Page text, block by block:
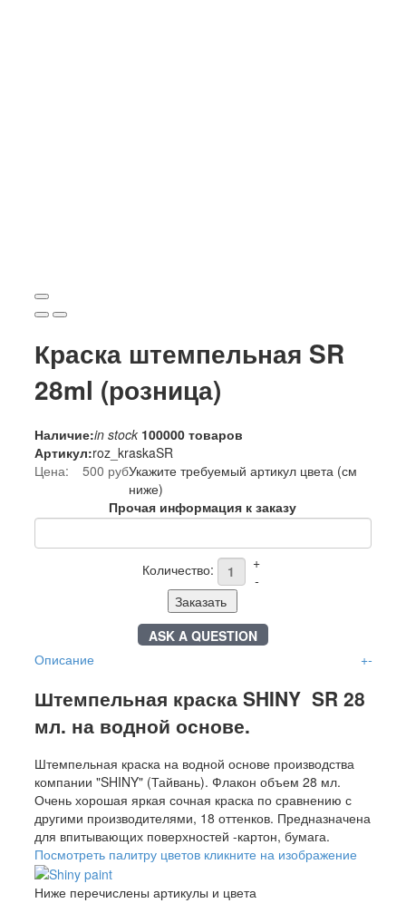
Краска штемпельная SR
28ml (розница)
Наличие:in stock 100000 товаров
Артикул:roz_kraskaSR
Цена:
500 рубУкажите требуемый артикул цвета (см
ниже)
Прочая информация к заказу
Количество:
+
-
Заказать
ASK A QUESTION
Описание
+-
Штемпельная краска SHINY SR 28
мл. на водной основе.
Штемпельная краска на водной основе производства
компании "SHINY" (Тайвань). Флакон объем 28 мл.
Очень хорошая яркая сочная краска по сравнению с
другими производителями, 18 оттенков. Предназначена
для впитывающих поверхностей -картон, бумага.
Посмотреть палитру цветов кликните на изображение
Ниже перечислены артикулы и цвета